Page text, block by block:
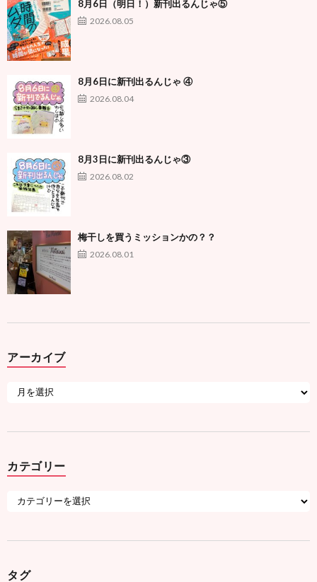
8月6日（明日！）新刊出るんじゃ⑤
2026.08.05
8月6日に新刊出るんじゃ ④
2026.08.04
8月3日に新刊出るんじゃ③
2026.08.02
梅干しを買うミッションかの？？
2026.08.01
アーカイブ
カテゴリー
タグ